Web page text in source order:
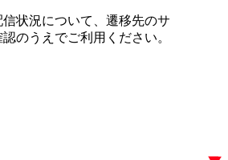
状況について、遷移先のサ
のうえでご利用ください。